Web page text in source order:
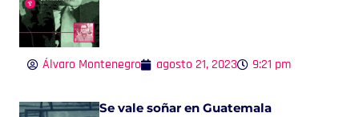
Álvaro Montenegro agosto 21, 2023 9:21 pm
Se vale soñar en Guatemala